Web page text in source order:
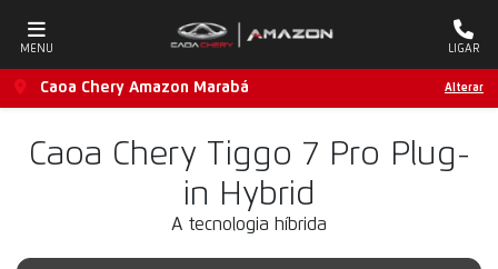
MENU LIGAR
Caoa Chery Amazon Marabá Alterar
Caoa Chery Tiggo 7 Pro Plug-
in Hybrid
A tecnologia híbrida